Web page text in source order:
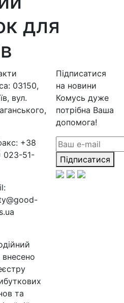
для
03150,
вул.
+38
023-51-
та
Підписатися
на новини
Комусь дуже
потрібна Ваша
допомога!
Підписатися